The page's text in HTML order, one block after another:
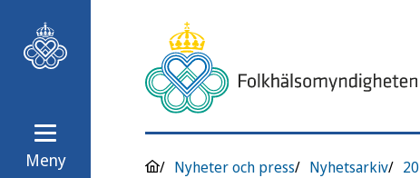
Meny Nyheter och press Nyhetsarkiv